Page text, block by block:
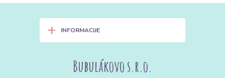
+ INFORMACIJE
Bubulákovo s.r.o.